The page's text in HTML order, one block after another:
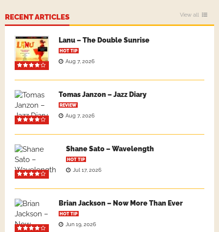
RECENT ARTICLES View all
Lanu – The Double Sunrise
HOT TIP
Aug 7, 2026
Tomas Janzon – Jazz Diary
REVIEW
Aug 7, 2026
Shane Sato – Wavelength
HOT TIP
Jul 17, 2026
Brian Jackson – Now More Than Ever
HOT TIP
Jun 19, 2026